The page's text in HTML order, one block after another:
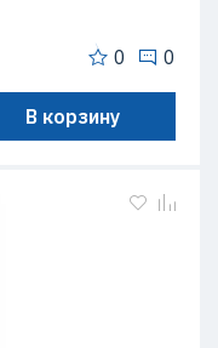
0 0
В корзину